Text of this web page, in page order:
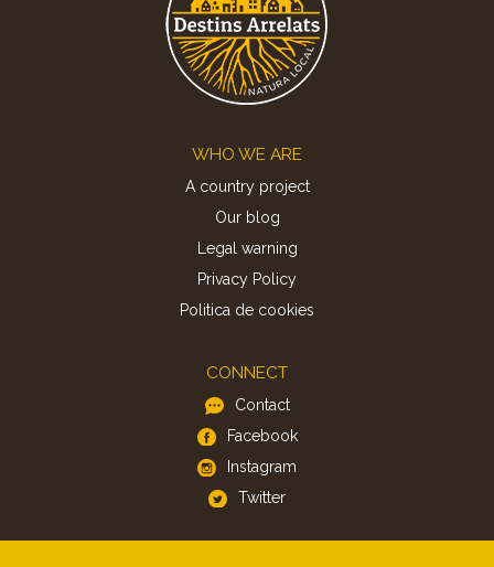
WHO WE ARE
A country project
Our blog
Legal warning
Privacy Policy
Politica de cookies
CONNECT
Contact
Facebook
Instagram
Twitter